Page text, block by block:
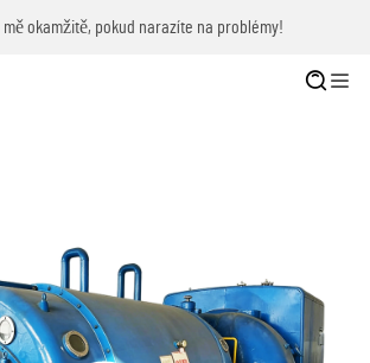
mě okamžitě, pokud narazíte na problémy!